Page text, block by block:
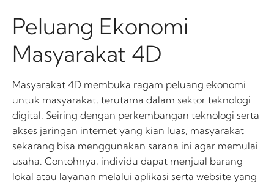
Peluang Ekonomi
Masyarakat 4D
Masyarakat 4D membuka ragam peluang ekonomi
untuk masyarakat, terutama dalam sektor teknologi
digital. Seiring dengan perkembangan teknologi serta
akses jaringan internet yang kian luas, masyarakat
sekarang bisa menggunakan sarana ini agar memulai
usaha. Contohnya, individu dapat menjual barang
lokal atau layanan melalui aplikasi serta website yang